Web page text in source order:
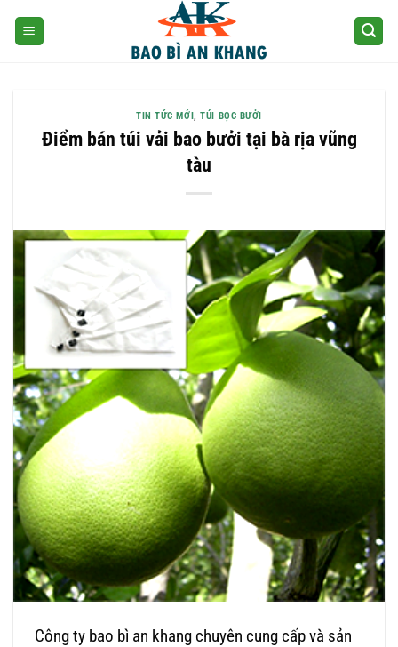
TIN TỨC MỚI,TÚI BỌC BƯỞI
Điểm bán túi vải bao bưởi tại bà rịa vũng
tàu
Công ty bao bì an khang chuyên cung cấp và sản